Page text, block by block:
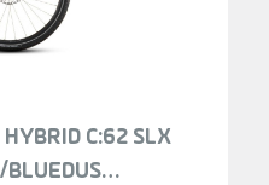
C:62 SLX